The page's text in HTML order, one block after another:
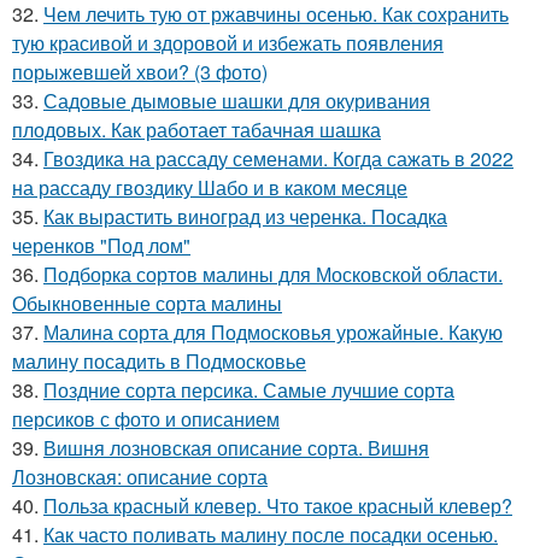
32. Чем лечить тую от ржавчины осенью. Как сохранить
тую красивой и здоровой и избежать появления
порыжевшей хвои? (3 фото)
33. Садовые дымовые шашки для окуривания
плодовых. Как работает табачная шашка
34. Гвоздика на рассаду семенами. Когда сажать в 2022
на рассаду гвоздику Шабо и в каком месяце
35. Как вырастить виноград из черенка. Посадка
черенков "Под лом"
36. Подборка сортов малины для Московской области.
Обыкновенные сорта малины
37. Малина сорта для Подмосковья урожайные. Какую
малину посадить в Подмосковье
38. Поздние сорта персика. Самые лучшие сорта
персиков с фото и описанием
39. Вишня лозновская описание сорта. Вишня
Лозновская: описание сорта
40. Польза красный клевер. Что такое красный клевер?
41. Как часто поливать малину после посадки осенью.